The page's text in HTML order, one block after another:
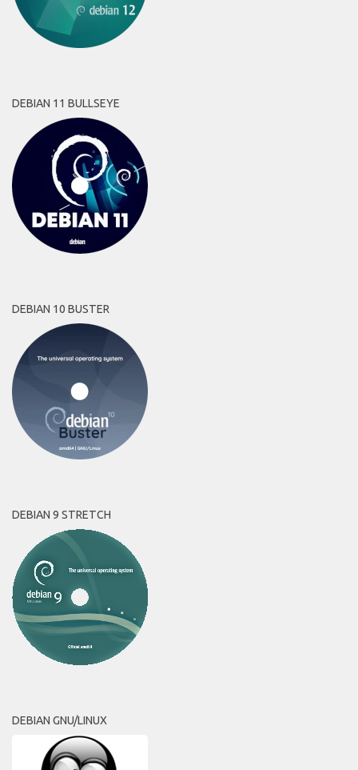
DEBIAN 11 BULLSEYE
DEBIAN 10 BUSTER
DEBIAN 9 STRETCH
DEBIAN GNU/LINUX